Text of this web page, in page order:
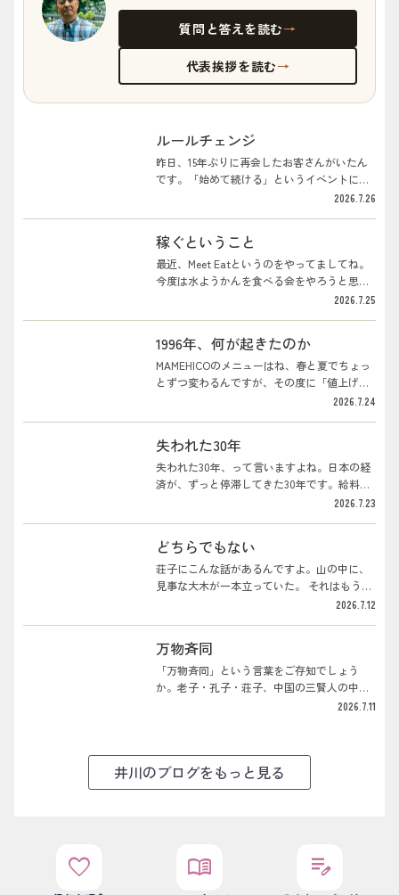
質問と答えを読む→
代表挨拶を読む→
ルールチェンジ
昨日、15年ぶりに再会したお客さんがいたん
です。「始めて続ける」というイベントにや
ってきた。会は進んで、その方が、自己紹介
光が差している」なんて言うわけです。まわ
りはポカンとしてましたけど。彼曰く。15年
前、店ができた当初に、ずいぶんエッジのき
いた店だな、と思った。それで面白がって、
れていなかったようで、ずいぶんと苦悩して
いた、というんですね。それが、久しぶりに
来てみたら、井川さんは元気で、後光が差し
てるみたいだと。これはきっと、理解し...
2026.7.26
稼ぐということ
最近、Meet Eatというのをやってましてね。
今度は水ようかんを食べる会をやろうと思っ
てるんです。神戸には神戸の、桐生には桐生
いうわけです。最近読んでいる和菓子の本が
本当に面白くて、載っているものを全部食べ
たくなってしまう。7月だったら土用餅、七夕
だったら水ようかん、なんていう風にね。暇
る。季節が巡り巡っていくということ自体
が、ボクはなんだか好きなんですよね。さ
て、今日の話題は「稼ぐということ」です。
ここ数日、失われた30年について喋っ...
2026.7.25
1996年、何が起きたのか
MAMEHICOのメニューはね、春と夏でちょっ
とずつ変わるんですが、その度に「値上げを
どうするか」という話が毎度出てくるんです
値上げをお願いできれば」という、いわば値
上げ参りみたいなことがある。うちも取引先
に「困るよ」なんて言える立場じゃありませ
んから、「仕方ないですね、お互い頑張りま
スタッフの給料もどんどん上げていかなきゃ
いけないところなんだけど、コロナのときの
借金をまだ抱えたままなので、なかなかそう
もいかない。値段を上げるということは...
2026.7.24
失われた30年
失われた30年、って言いますよね。日本の経
済が、ずっと停滞してきた30年です。給料が
上がらない。物の値段も上がらない。銀行に
ボクは、経済の専門家じゃありません。株も
やらないし。でも、店を21年やってきて、世
の中のお金の流れというものが、肌でなんと
なくわかるようになってきた。景気がいいと
緩み方でわかるんです。で、このあいだ、ふ
と思ったんです。あの失われた30年って、そ
もそも、いつから始まったんだろう、と。そ
2026.7.23
どちらでもない
荘子にこんな話があるんですよ。山の中に、
見事な大木が一本立っていた。 それはもう
堂々たる木なんですが、なぜか誰も材木にし
にくいからなんですよ。 だからその木は誰に
も切られず、ずっとその森に鎮座し続けてい
たというわけです。一方で、役に立つ木はす
ぐに切り倒されて材木にされてしまう。 役に
荘子はこれを「無用の用」と呼んだわけです
ね。続きがあって、別の日に荘子が山を降り
て友人の家に泊まると、その友人がもてなし
2026.7.12
万物斉同
「万物斉同」という言葉をご存知でしょう
か。老子・孔子・荘子、中国の三賢人の中の
荘子の言葉です。「万物」はありとあらゆる
らゆるものは、揃えて見れば、ひとつだ。そ
ういう考え方ですね。どういうことか。たと
えば牛は大きい。でも象から見たら小さい。
ると信じられていた時代があって、今は逆に
なっている。正しいとされることも、時代に
よって、立場によって、ひっくり返る。荘子
2026.7.11
井川のブログをもっと見る
favorite menu_book edit_note